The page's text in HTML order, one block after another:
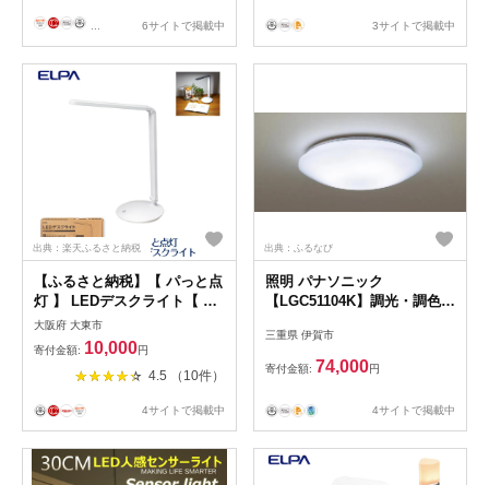
6サイトで掲載中 3サイトで掲載中
出典：楽天ふるさと納税
【ふるさと納税】【 パっと点
灯 】 LEDデスクライト【 在
宅ワーク 】 【 学習用 】 | ラ
イト 照明器具 ランプ ledライ
ト デスクランプ 机 デスク 勉
強 テーブルライト テーブル
机 返礼品 コンパクト 大阪府
大阪府 大東市
寄付金額: 10,000円
4.5 （10件）
4サイトで掲載中
出典：ふるなび
照明 パナソニック
【LGC51104K】調光・調色
【senk0007】
三重県 伊賀市
寄付金額: 74,000円
4サイトで掲載中